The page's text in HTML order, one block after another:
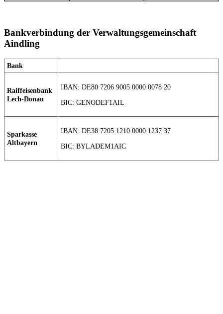
Bankverbindung der Verwaltungsgemeinschaft
Aindling
Bank
Raiffeisenbank
Lech-Donau
IBAN: DE80 7206 9005 0000 0078 20
BIC: GENODEF1AIL
Sparkasse
Altbayern
IBAN: DE38 7205 1210 0000 1237 37
BIC: BYLADEM1AIC